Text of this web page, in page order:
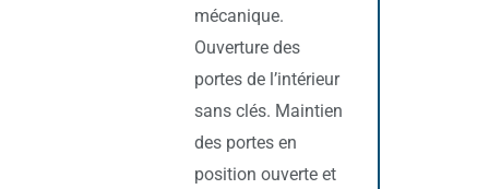
mécanique.
Ouverture des
portes de l’intérieur
sans clés. Maintien
des portes en
position ouverte et